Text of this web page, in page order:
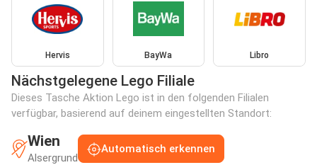
Hervis BayWa Libro
Nächstgelegene Lego Filiale
Dieses Tasche Aktion Lego ist in den folgenden Filialen
verfügbar, basierend auf deinem eingestellten Standort:
Wien
Alsergrund
Automatisch erkennen